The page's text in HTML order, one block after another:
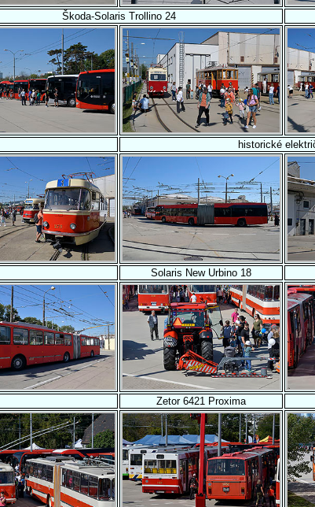
Škoda-Solaris Trollino 24
historické
Solaris New Urbino 18
Zetor 6421 Proxima